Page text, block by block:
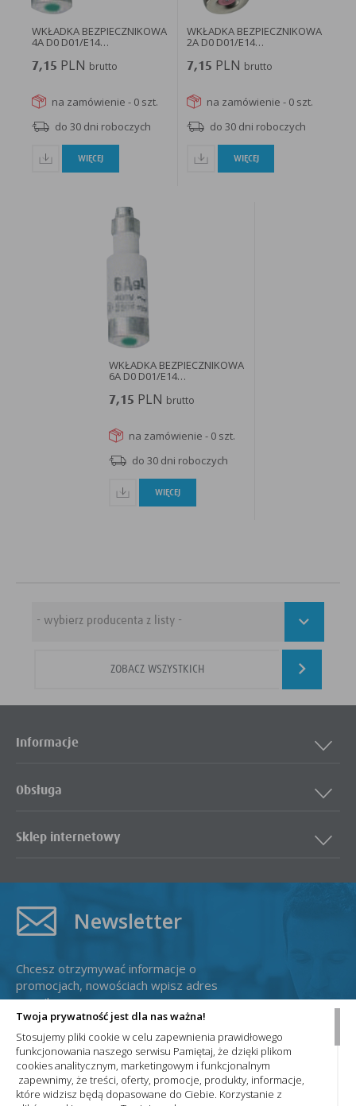
Twoja prywatność jest dla nas ważna!
Stosujemy pliki cookie w celu zapewnienia prawidłowego
funkcjonowania naszego serwisu Pamiętaj, że dzięki plikom
cookies analitycznym, marketingowym i funkcjonalnym
zapewnimy, że treści, oferty, promocje, produkty, informacje,
które widzisz będą dopasowane do Ciebie. Korzystanie z
WKŁADKA BEZPIECZNIKOWA
4A D0 D01/E14
7,15 PLN brutto
na zamówienie - 0 szt.
do 30 dni roboczych
WIĘCEJ
WKŁADKA BEZPIECZNIKOWA
2A D0 D01/E14
7,15 PLN brutto
na zamówienie - 0 szt.
do 30 dni roboczych
WIĘCEJ
WKŁADKA BEZPIECZNIKOWA
6A D0 D01/E14
7,15 PLN brutto
na zamówienie - 0 szt.
do 30 dni roboczych
WIĘCEJ
ZOBACZ WSZYSTKICH
Informacje
Obsługa
Sklep internetowy
Newsletter
Chcesz otrzymywać informacje o
promocjach, nowościach wpisz adres
e-mail: